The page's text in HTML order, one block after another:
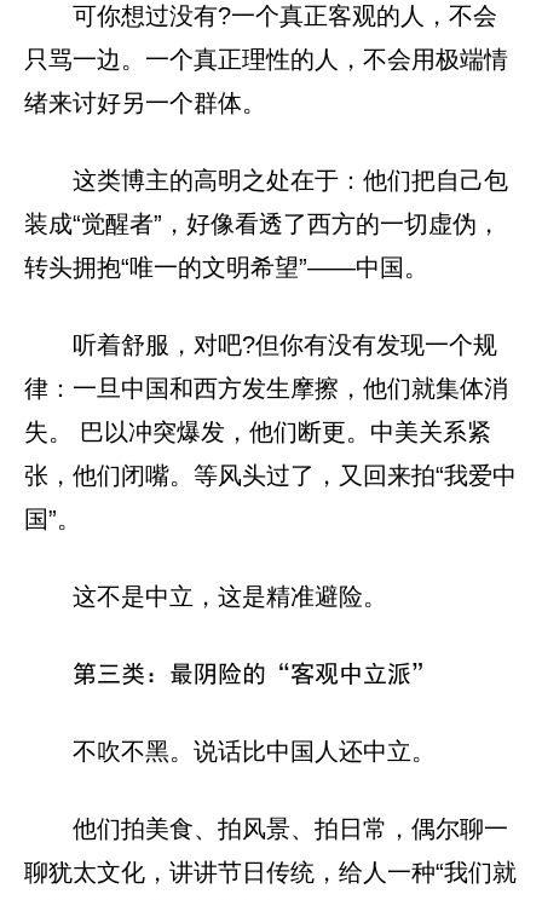
可你想过没有?一个真正客观的人，不会
只骂一边。一个真正理性的人，不会用极端情
绪来讨好另一个群体。
这类博主的高明之处在于：他们把自己包
装成“觉醒者”，好像看透了西方的一切虚伪，
转头拥抱“唯一的文明希望”——中国。
听着舒服，对吧?但你有没有发现一个规
律：一旦中国和西方发生摩擦，他们就集体消
失。 巴以冲突爆发，他们断更。中美关系紧
张，他们闭嘴。等风头过了，又回来拍“我爱中
国”。
这不是中立，这是精准避险。
第三类：最阴险的“客观中立派”
不吹不黑。说话比中国人还中立。
他们拍美食、拍风景、拍日常，偶尔聊一
聊犹太文化，讲讲节日传统，给人一种“我们就